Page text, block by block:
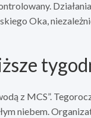
Oka,
z MCS”.
niebem.